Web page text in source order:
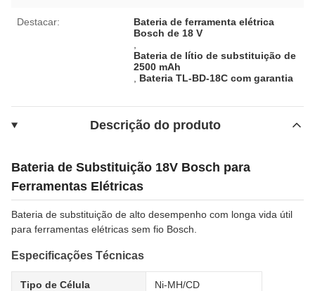
Destacar:
Bateria de ferramenta elétrica
Bosch de 18 V
Bateria de lítio de substituição de
2500 mAh
Bateria TL-BD-18C com garantia
Descrição do produto
Bateria de Substituição 18V Bosch para
Ferramentas Elétricas
Bateria de substituição de alto desempenho com longa vida útil
para ferramentas elétricas sem fio Bosch.
Especificações Técnicas
Tipo de Célula Ni-MH/CD